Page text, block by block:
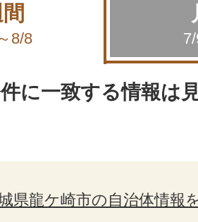
8/8
に一致する情報は
県龍ケ崎市の自治体情報